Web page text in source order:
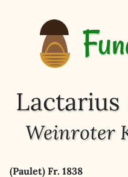
Lactarius
Weinroter
(Paulet) Fr. 1838